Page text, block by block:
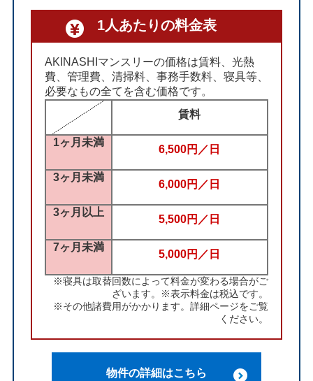
1人あたりの料金表
AKINASHIマンスリーの価格は賃料、光熱
費、管理費、清掃料、事務手数料、寝具等、
必要なもの全てを含む価格です。
1ヶ月未満
3ヶ月未満
3ヶ月以上
7ヶ月未満
賃料
6,500円／日
6,000円／日
5,500円／日
5,000円／日
※寝具は取替回数によって料金が変わる場合がご
ざいます。※表示料金は税込です。
※その他諸費用がかかります。詳細ページをご覧
ください。
物件の詳細はこちら